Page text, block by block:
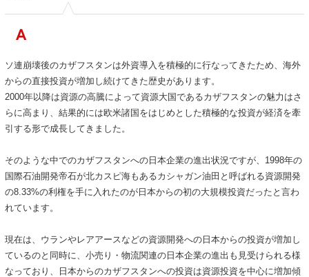
ソ連崩壊後のカザフスタンは外資導入を積極的に行なってきたため、海外
からの直接投資が増加し続けてきた歴史があります。
2000年以降は資源の高騰によって資源大国であるカザフスタンの魅力はさ
らに高まり、結果的には欧米諸国をはじめとした積極的な投資が経済を牽
引する形で成長してきました。
そのような中でのカザフスタンへの日本企業の進出状況ですが、1998年の
国際石油開発帝石が北カスピ海もあるカシャガン油田と呼ばれる資源開発
の8.33%の利権を手に入れたのが日本からの初の大規模投資だったと言わ
れています。
現在は、ウランやレアアースなどの資源開発への日本からの投資が増加し
ているのと同時に、小売り・物流関連の日本企業の進出も見受けられる様
なっており、日本からのカザフスタンへの投資は資源投資を中心に増加傾